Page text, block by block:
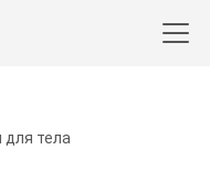
для тела